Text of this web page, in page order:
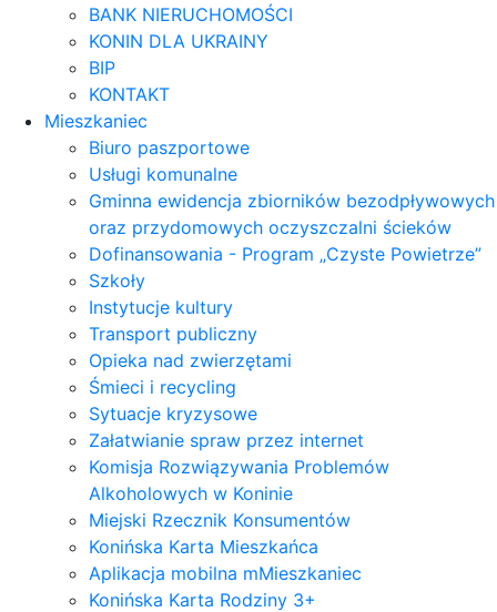
BANK NIERUCHOMOŚCI
KONIN DLA UKRAINY
BIP
KONTAKT
Mieszkaniec
Biuro paszportowe
Usługi komunalne
Gminna ewidencja zbiorników bezodpływowych
oraz przydomowych oczyszczalni ścieków
Dofinansowania - Program „Czyste Powietrze”
Szkoły
Instytucje kultury
Transport publiczny
Opieka nad zwierzętami
Śmieci i recycling
Sytuacje kryzysowe
Załatwianie spraw przez internet
Komisja Rozwiązywania Problemów
Alkoholowych w Koninie
Miejski Rzecznik Konsumentów
Konińska Karta Mieszkańca
Aplikacja mobilna mMieszkaniec
Konińska Karta Rodziny 3+